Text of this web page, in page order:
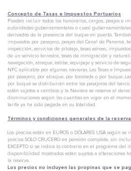
Concepto de Tasas e Impuestos Portuarios
Pueden incluir todos los honorarios, cargos, peajes e
autoridades gubernamentales o cuasi
derivados de la presencia del buque en puerto.
impuestos por pasajero, peajes del Canal de Panamá,
inspección, servicios de pilotaje, tasas aéreas,
de un servicio terrestre, tasas de inmigración y
navegación, atraque, estiba, equipaje y servicio de
NFC aplicable por algunas navieras. Las Tasas e
por pasajero, por atraque, por tonelada o por buque.
por buque se distribuirán entre los pasajeros del barco.
están sujetos a cambios y la Naviera se reserva el
disminuciones según las cuantías en vigor en el
tarifa ya ha sido pagada en su totalidad.
Términos y condiciones generales de la
Los precios están en EUROS o DÓLARES USA según
precios SOLO CRUCERO en pensión completa, sin
EXCEPTO si se indica lo contrario en el programa del
disponibilidad mostrados están sujetos a alteraciones
la reserva.
Los precios no incluyen las propinas que se